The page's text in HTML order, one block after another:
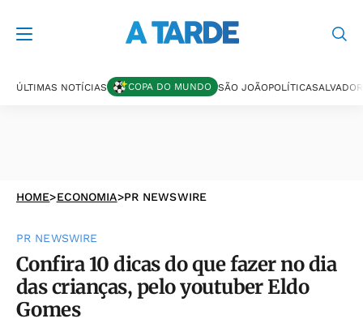
ÚLTIMAS NOTÍCIAS COPA DO MUNDO SÃO JOÃOPOLÍTICASALVADOR
HOME>ECONOMIA>PR NEWSWIRE
PR NEWSWIRE
Confira 10 dicas do que fazer no dia
das crianças, pelo youtuber Eldo
Gomes